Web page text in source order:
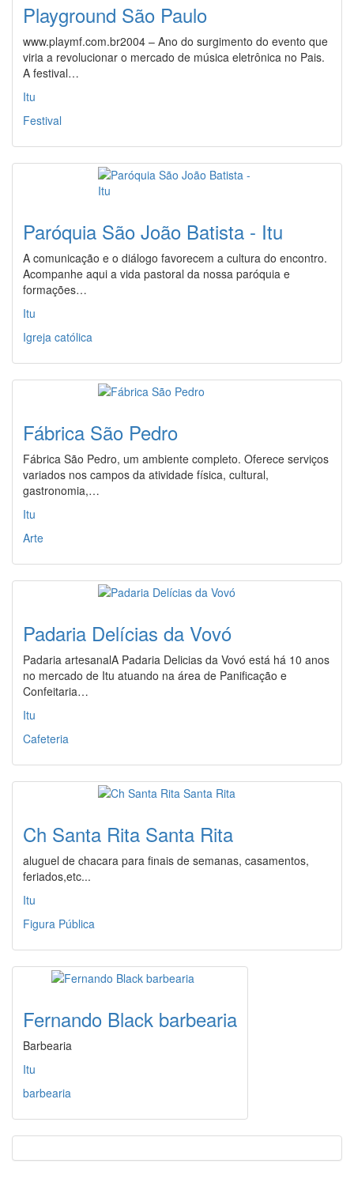
Playground São Paulo
www.playmf.com.br2004 – Ano do surgimento do evento que
viria a revolucionar o mercado de música eletrônica no Pais.
A festival…
Itu
Festival
Paróquia São João Batista - Itu
A comunicação e o diálogo favorecem a cultura do encontro.
Acompanhe aqui a vida pastoral da nossa paróquia e
formações…
Itu
Igreja católica
Fábrica São Pedro
Fábrica São Pedro, um ambiente completo. Oferece serviços
variados nos campos da atividade física, cultural,
gastronomia,…
Itu
Arte
Padaria Delícias da Vovó
Padaria artesanalA Padaria Delicias da Vovó está há 10 anos
no mercado de Itu atuando na área de Panificação e
Confeitaria…
Itu
Cafeteria
Ch Santa Rita Santa Rita
aluguel de chacara para finais de semanas, casamentos,
feriados,etc...
Itu
Figura Pública
Fernando Black barbearia
Barbearia
Itu
barbearia